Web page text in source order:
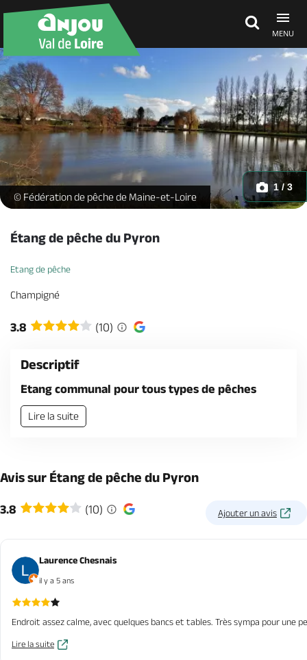
MENU
Découvrir
À voir, à faire
Agenda
Séjours, cadeaux
Brochures & Cartes
Etang du Pyron -
© Fédération de pêche de Maine-et-Loire
1 / 3
Étang de pêche du Pyron
Etang de pêche
Champigné
3.8 (10)
Descriptif
Etang communal pour tous types de pêches
Lire la suite
Avis sur Étang de pêche du Pyron
3.8 (10) Ajouter un avis
Laurence Chesnais
il y a 5 ans
Endroit assez calme, avec quelques bancs et tables. Très sympa pour une
Lire la suite